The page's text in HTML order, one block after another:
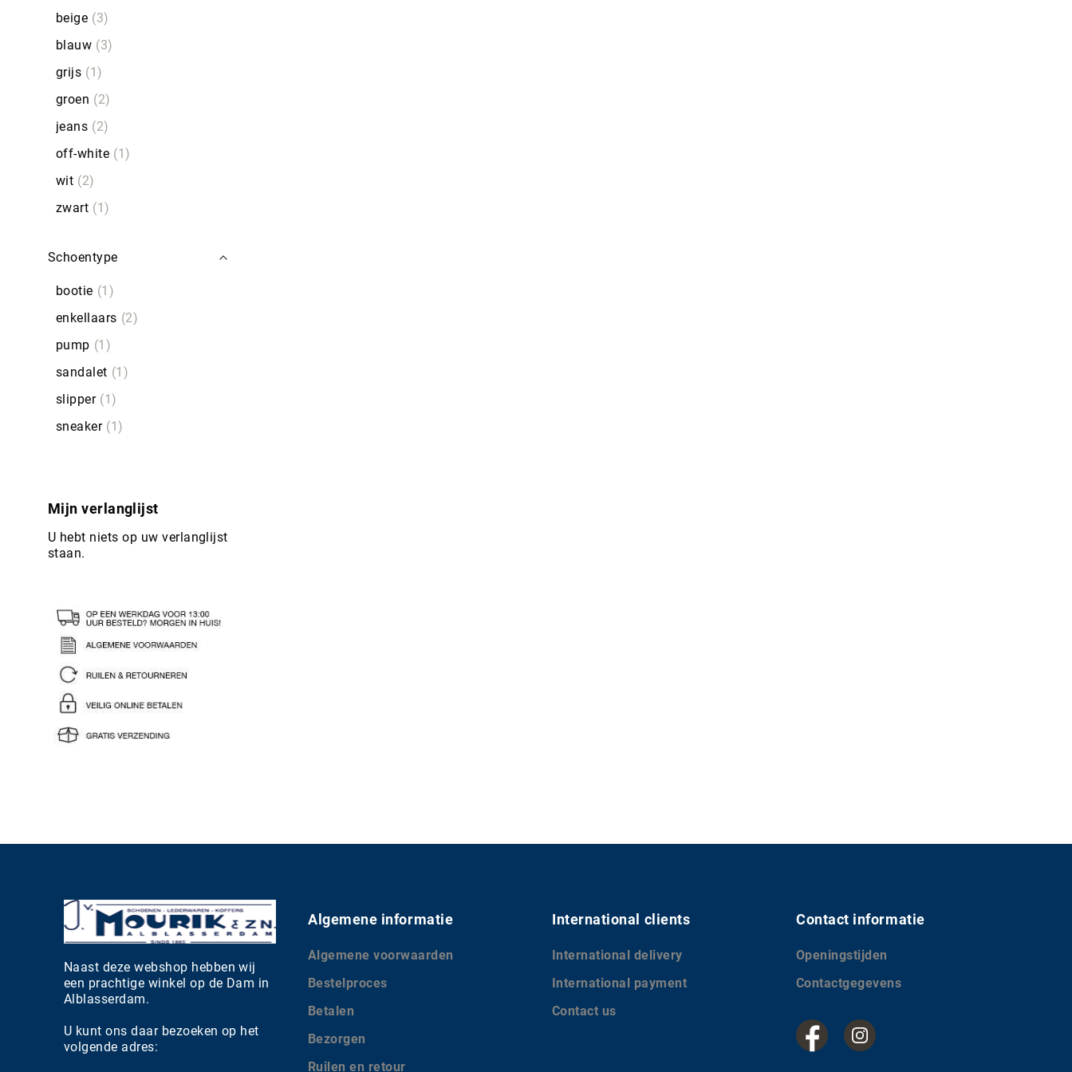
beige
3
blauw
3
grijs
1
groen
2
jeans
2
off-white
1
wit
2
zwart
1
Schoentype
bootie
1
enkellaars
2
pump
1
sandalet
1
slipper
1
sneaker
1
Mijn verlanglijst
U hebt niets op uw verlanglijst
staan.
Naast deze webshop hebben wij
een prachtige winkel op de Dam in
Alblasserdam.
U kunt ons daar bezoeken op het
volgende adres:
Algemene informatie
Algemene voorwaarden
Bestelproces
Betalen
Bezorgen
Ruilen en retour
International clients
International delivery
International payment
Contact us
Contact informatie
Openingstijden
Contactgegevens